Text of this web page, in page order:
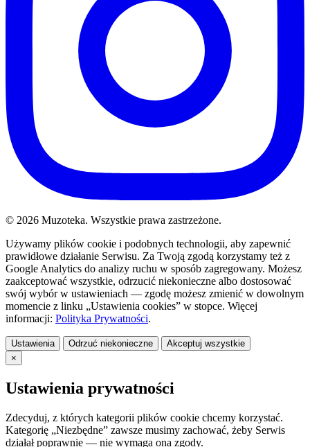
© 2026 Muzoteka. Wszystkie prawa zastrzeżone.
Używamy plików cookie i podobnych technologii, aby zapewnić
prawidłowe działanie Serwisu. Za Twoją zgodą korzystamy też z
Google Analytics do analizy ruchu w sposób zagregowany. Możesz
zaakceptować wszystkie, odrzucić niekonieczne albo dostosować
swój wybór w ustawieniach — zgodę możesz zmienić w dowolnym
momencie z linku „Ustawienia cookies” w stopce. Więcej
informacji: Polityka Prywatności.
Ustawienia Odrzuć niekonieczne
Akceptuj wszystkie
×
Ustawienia prywatności
Zdecyduj, z których kategorii plików cookie chcemy korzystać.
Kategorię „Niezbędne” zawsze musimy zachować, żeby Serwis
działał poprawnie — nie wymaga ona zgody.